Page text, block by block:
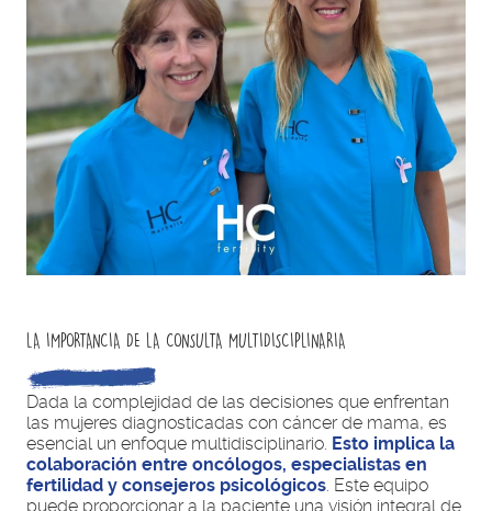
LA IMPORTANCIA DE LA CONSULTA MULTIDISCIPLINARIA
Dada la complejidad de las decisiones que enfrentan
las mujeres diagnosticadas con cáncer de mama, es
esencial un enfoque multidisciplinario. Esto implica la
colaboración entre oncólogos, especialistas en
fertilidad y consejeros psicológicos. Este equipo
puede proporcionar a la paciente una visión integral de